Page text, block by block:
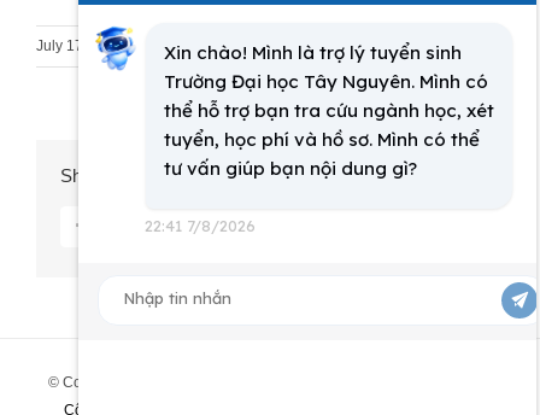
July 17th, 2022 Tuyển sinh Đại học
Share This Story, Choose Your Platform!
facebooktwitter pinterestvk
© Copyright
Công nghệ thông tin và Thư viện - Trường Đại học Tây Nguyên